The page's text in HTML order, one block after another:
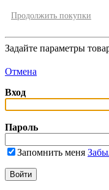
Продолжить покупки
Задайте параметры
Отмена
Вход
Пароль
Запомнить меня